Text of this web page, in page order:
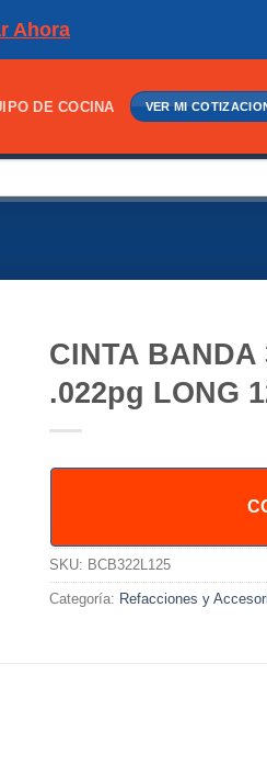
Ahora
DE COCINA VER MI
CINTA BANDA
.022pg LONG
SKU: BCB322L125
Categoría: Refacciones y